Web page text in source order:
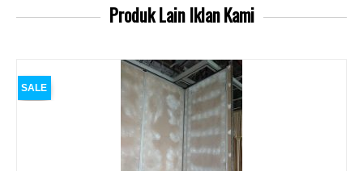
Produk LainIklan Kami
SALE